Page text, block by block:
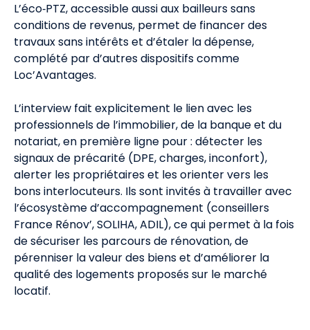
L’éco‑PTZ, accessible aussi aux bailleurs sans
conditions de revenus, permet de financer des
travaux sans intérêts et d’étaler la dépense,
complété par d’autres dispositifs comme
Loc’Avantages.
L’interview fait explicitement le lien avec les
professionnels de l’immobilier, de la banque et du
notariat, en première ligne pour : détecter les
signaux de précarité (DPE, charges, inconfort),
alerter les propriétaires et les orienter vers les
bons interlocuteurs. Ils sont invités à travailler avec
l’écosystème d’accompagnement (conseillers
France Rénov’, SOLIHA, ADIL), ce qui permet à la fois
de sécuriser les parcours de rénovation, de
pérenniser la valeur des biens et d’améliorer la
qualité des logements proposés sur le marché
locatif.